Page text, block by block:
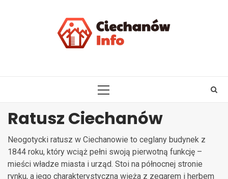
PRIMARY
Ratusz Ciechanów
Neogotycki ratusz w Ciechanowie to ceglany budynek z
1844 roku, który wciąż pełni swoją pierwotną funkcję –
mieści władze miasta i urząd. Stoi na północnej stronie
rynku, a jego charakterystyczna wieża z zegarem i herbem